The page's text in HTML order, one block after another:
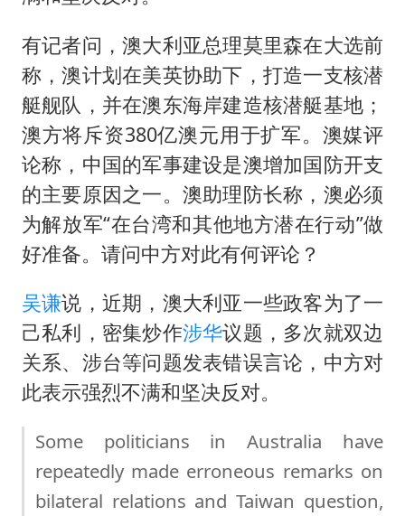
36岁男演员成景区NPC后人气爆棚
身体出现这几个信号可能是肝在求救
宇树王兴兴被问了360多个问题
几元成本的AI广告导致千万市值蒸发
台当局重金为“台独”织“皇帝新衣”
乐享全民健身 共筑健康中国
有记者问，澳大利亚总理莫里森在大选前
称，澳计划在美英协助下，打造一支核潜
艇舰队，并在澳东海岸建造核潜艇基地；
澳方将斥资380亿澳元用于扩军。澳媒评
论称，中国的军事建设是澳增加国防开支
的主要原因之一。澳助理防长称，澳必须
为解放军“在台湾和其他地方潜在行动”做
好准备。请问中方对此有何评论？
吴谦说，近期，澳大利亚一些政客为了一
己私利，密集炒作涉华议题，多次就双边
关系、涉台等问题发表错误言论，中方对
此表示强烈不满和坚决反对。
Some politicians in Australia have
repeatedly made erroneous remarks on
bilateral relations and Taiwan question,